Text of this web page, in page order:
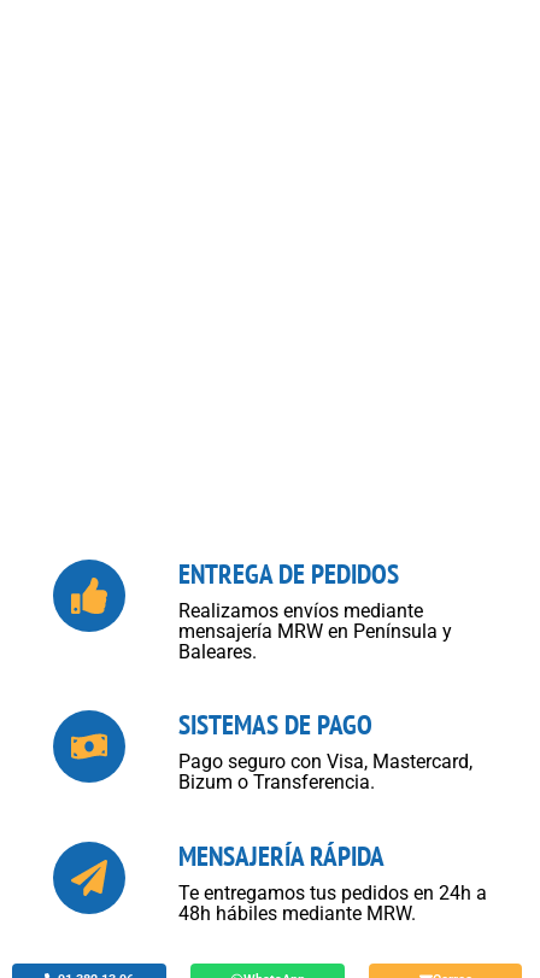
ENTREGA DE PEDIDOS
Realizamos envíos mediante
mensajería MRW en Península y
Baleares.
SISTEMAS DE PAGO
Pago seguro con Visa, Mastercard,
Bizum o Transferencia.
MENSAJERÍA RÁPIDA
Te entregamos tus pedidos en 24h a
48h hábiles mediante MRW.